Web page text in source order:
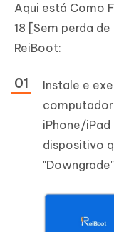
Aqui está Como
18 [Sem perda
ReiBoot:
Instale e
iPhone/iPad
dispositivo